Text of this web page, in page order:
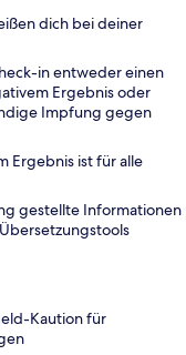
dich bei deiner
in entweder einen
Ergebnis oder
Impfung gegen
Ergebnis ist für alle
gestellte Informationen
Kaution für